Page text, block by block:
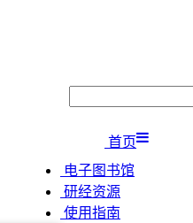
首页
电子图书馆
研经资源
使用指南